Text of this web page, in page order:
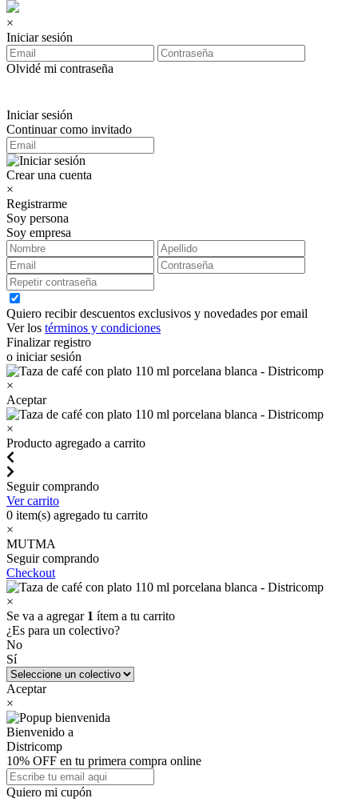
×
Iniciar sesión
Olvidé mi contraseña
Iniciar sesión
Continuar como invitado
Crear una cuenta
×
Registrarme
Soy persona
Soy empresa
Quiero recibir descuentos exclusivos y novedades por email
Ver los términos y condiciones
Finalizar registro
o iniciar sesión
×
Aceptar
×
Producto agregado a carrito
Seguir comprando
Ver carrito
0 item(s) agregado tu carrito
×
MUTMA
Seguir comprando
Checkout
×
Se va a agregar 1 ítem a tu carrito
¿Es para un colectivo?
No
Sí
Aceptar
×
Bienvenido a
Districomp
10% OFF en tu primera compra online
Quiero mi cupón